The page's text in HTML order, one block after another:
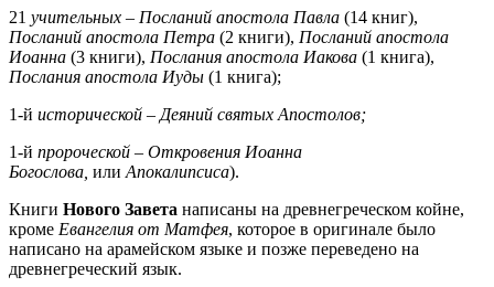
21 учительных – Посланий апостола Павла (14 книг),
Посланий апостола Петра (2 книги), Посланий апостола
Иоанна (3 книги), Послания апостола Иакова (1 книга),
Послания апостола Иуды (1 книга);
1-й исторической – Деяний святых Апостолов;
1-й пророческой – Откровения Иоанна
Богослова, или Апокалипсиса).
Книги Нового Завета написаны на древнегреческом койне,
кроме Евангелия от Матфея, которое в оригинале было
написано на арамейском языке и позже переведено на
древнегреческий язык.